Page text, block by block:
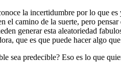
la incertidumbre por lo que
el camino de la suerte, pero
generar esta aleatoriedad
que es que puede hacer algo
sea predecible? Eso es lo que